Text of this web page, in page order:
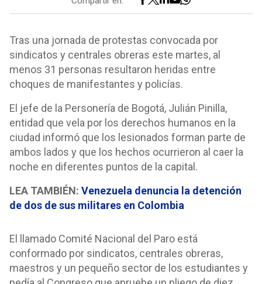
Tras una jornada de protestas convocada por
sindicatos y centrales obreras este martes, al
menos 31 personas resultaron heridas entre
choques de manifestantes y policías.
El jefe de la Personería de Bogotá, Julián Pinilla,
entidad que vela por los derechos humanos en la
ciudad informó que los lesionados forman parte de
ambos lados y que los hechos ocurrieron al caer la
noche en diferentes puntos de la capital.
LEA TAMBIÉN: Venezuela denuncia la detención
de dos de sus militares en Colombia
El llamado Comité Nacional del Paro está
conformado por sindicatos, centrales obreras,
maestros y un pequeño sector de los estudiantes y